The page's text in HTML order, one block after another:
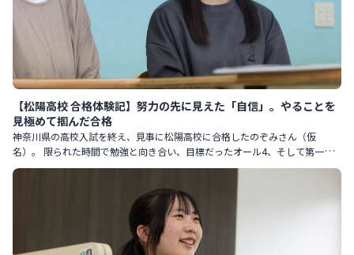
【松陽高校 合格体験記】努力の先に見えた「自信」。やることを
見極めて掴んだ合格
神奈川県の高校入試を終え、見事に松陽高校に合格したのぞみさん（仮
名）。 限られた時間で勉強と向き合い、目標だったオール4、そして第一志
望合格を実現しました。 どのような過程で努力を積み重ね、乗り越えて